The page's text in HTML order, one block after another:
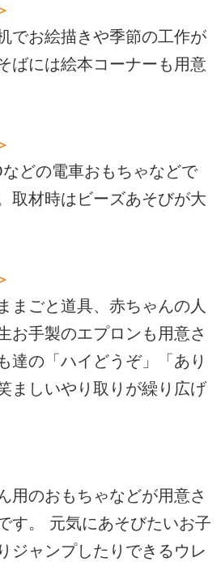
でお絵描きや季節の工作が
ばには絵本コーナーも用意
どの電車おもちゃなどで
取材時はビーズあそびが大
まごと道具、赤ちゃんの人
お手製のエプロンも用意さ
達の「ハイどうぞ」「あり
ましいやり取りが繰り広げ
用のおもちゃなどが用意さ
す。 元気にあそびたいお子
ジャンプしたりできるウレ